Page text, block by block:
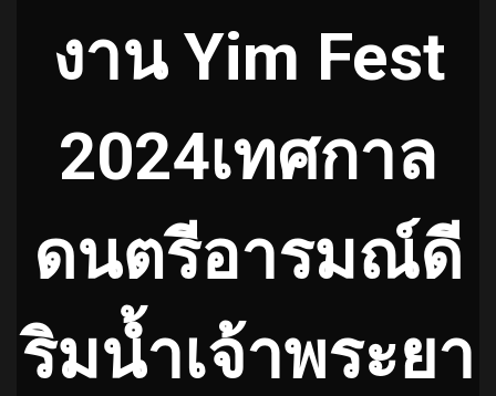
งาน Yim Fest
2024เทศกาล
ดนตรีอารมณ์ดี
ริมน้ำเจ้าพระยา